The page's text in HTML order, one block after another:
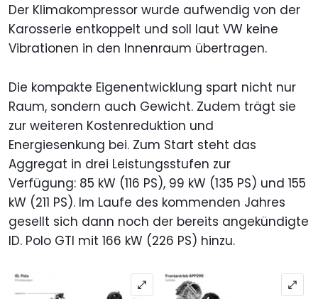
Der Klimakompressor wurde aufwendig von der
Karosserie entkoppelt und soll laut VW keine
Vibrationen in den Innenraum übertragen.
Die kompakte Eigenentwicklung spart nicht nur
Raum, sondern auch Gewicht. Zudem trägt sie
zur weiteren Kostenreduktion und
Energiesenkung bei. Zum Start steht das
Aggregat in drei Leistungsstufen zur
Verfügung: 85 kW (116 PS), 99 kW (135 PS) und 155
kW (211 PS). Im Laufe des kommenden Jahres
gesellt sich dann noch der bereits angekündigte
ID. Polo GTI mit 166 kW (226 PS) hinzu.